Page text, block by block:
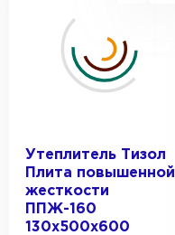
Утеплитель Тизол
Плита повышенной
жесткости
ППЖ-160
130х500х600